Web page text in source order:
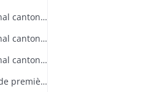
70AL2 Fonds du tribunal de bailliage puis tribunal cantonal de Sainte-Marie-aux-Mines (1919-1940)
71AL2 Fonds du tribunal de bailliage puis tribunal cantonal de Soultz (1918-1940)
72AL2 Fonds du tribunal de bailliage puis tribunal cantonal de Thann (1914-1940)
74AL2 Fonds du tribunal régional puis tribunal de première instance (aujourd'hui tribunal de grande instance) de Colmar 1918-1940